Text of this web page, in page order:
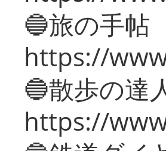
🔵旅の手帖
https://
🔵散歩の達
https://